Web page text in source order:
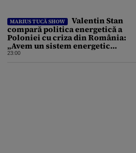
MARIUS TUCĂ SHOW
Valentin Stan
compară politica energetică a
Poloniei cu criza din România:
„Avem un sistem energetic
confecționat într-o piață mafiotă”
23:00